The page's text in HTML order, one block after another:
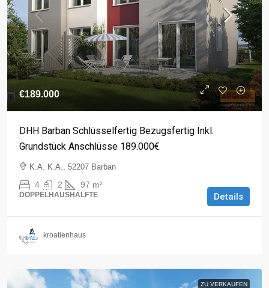
€189.000
DHH Barban Schlüsselfertig Bezugsfertig Inkl.
Grundstück Anschlüsse 189.000€
K.A. K.A., 52207 Barban
4 2 97 m²
DOPPELHAUSHÄLFTE Details
kroatienhaus
ZU VERKAUFEN